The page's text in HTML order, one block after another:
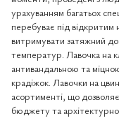
урахуванням багатьох
перебуває під
витримувати затяжний
температур. Лавочка на
антивандальною та
крадіжок. Лавочки на
асортименті, що
бюджету та